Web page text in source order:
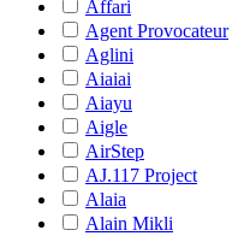
Affari
Agent Provocateur
Aglini
Aiaiai
Aiayu
Aigle
AirStep
AJ.117 Project
Alaia
Alain Mikli